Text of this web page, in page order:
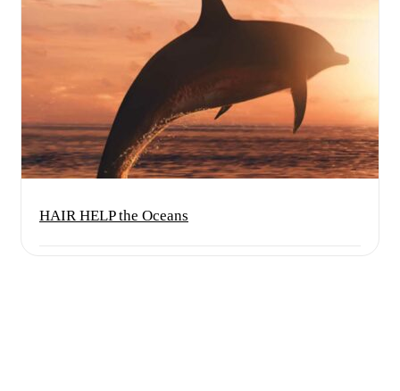
HAIR HELP the Oceans